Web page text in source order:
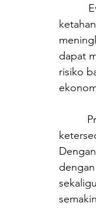
dapat
risiko